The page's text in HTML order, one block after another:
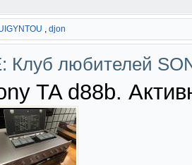
, djon
Клуб любителей
TA d88b.